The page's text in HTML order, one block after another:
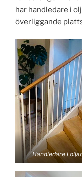
har handledare i
överliggande
Handledare i